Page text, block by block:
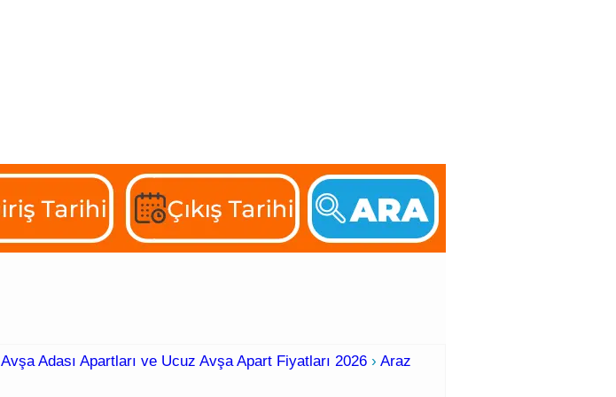
Avşa Adası Apartları ve Ucuz Avşa Apart Fiyatları 2026 › Araz